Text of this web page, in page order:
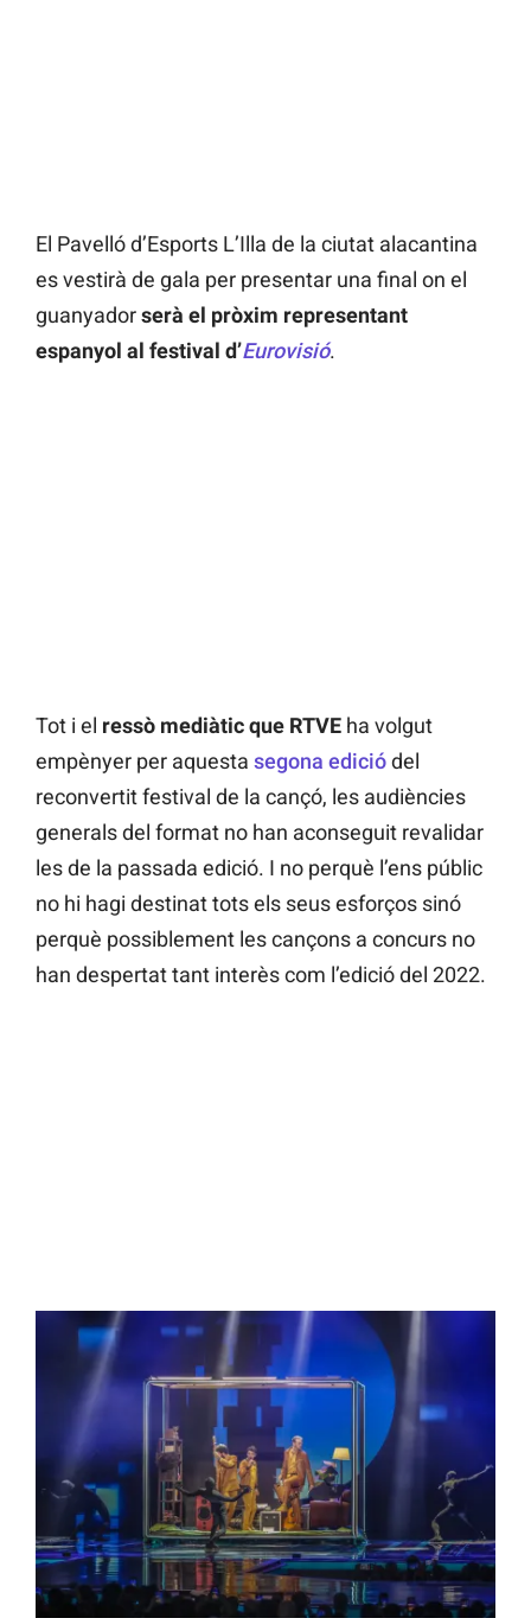
El Pavelló d’Esports L’Illa de la ciutat alacantina
es vestirà de gala per presentar una final on el
guanyadorserà el pròxim representant
espanyol al festival d’Eurovisió.
Tot i el ressò mediàtic que RTVE ha volgut
empènyer per aquesta segona ediciódel
reconvertit festival de la cançó, les audiències
generals del format no han aconseguit revalidar
les de la passada edició. I no perquè l’ens públic
no hi hagi destinat tots els seus esforços sinó
perquè possiblement les cançons a concurs no
han despertat tant interès com l’edició del 2022.